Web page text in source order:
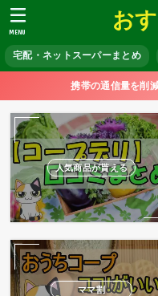
お
宅配・ネットスーパーまとめ
MENU
携帯の通信量を削
人気商品が貰える
ママ割